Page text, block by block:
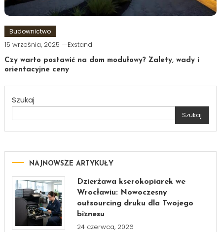
Budownictwo
15 września, 2025 Exstand
Czy warto postawić na dom modułowy? Zalety, wady i
orientacyjne ceny
Szukaj
Szukaj
NAJNOWSZE ARTYKUŁY
Dzierżawa kserokopiarek we
Wrocławiu: Nowoczesny
outsourcing druku dla Twojego
biznesu
24 czerwca, 2026